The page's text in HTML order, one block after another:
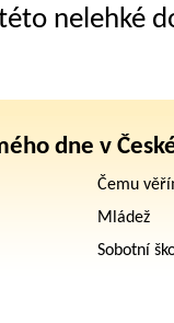
nelehké
dne v
Čemu
Mládež
Sobotní